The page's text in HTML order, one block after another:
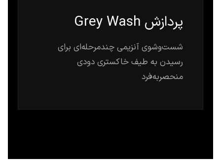
پردازش Grey Wash
شست‌وشوی آنزیمی چندمرحله‌ای برای
رسیدن به طیف خاکستری دودی
منحصربه‌فرد